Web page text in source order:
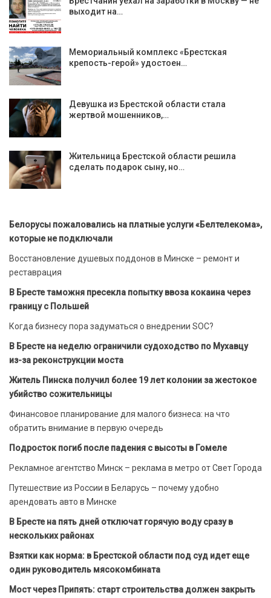
выходит на…
Мемориальный комплекс «Брестская
крепость-герой» удостоен…
Девушка из Брестской области стала
жертвой мошенников,…
Жительница Брестской области решила
сделать подарок сыну, но…
Белорусы пожаловались на платные услуги «Белтелекома»,
которые не подключали
Восстановление душевых поддонов в Минске – ремонт и
реставрация
В Бресте таможня пресекла попытку ввоза кокаина через
границу с Польшей
Когда бизнесу пора задуматься о внедрении SOC?
В Бресте на неделю ограничили судоходство по Мухавцу
из-за реконструкции моста
Житель Пинска получил более 19 лет колонии за жестокое
убийство сожительницы
Финансовое планирование для малого бизнеса: на что
обратить внимание в первую очередь
Подросток погиб после падения с высоты в Гомеле
Рекламное агентство Минск – реклама в метро от Свет Города
Путешествие из России в Беларусь – почему удобно
арендовать авто в Минске
В Бресте на пять дней отключат горячую воду сразу в
нескольких районах
Взятки как норма: в Брестской области под суд идет еще
один руководитель мясокомбината
Мост через Припять: старт строительства должен закрыть